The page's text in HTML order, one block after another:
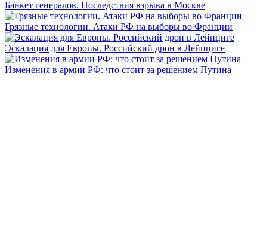
Банкет генералов. Последствия взрыва в Москве
Грязные технологии. Атаки РФ на выборы во Франции
Эскалация для Европы. Российский дрон в Лейпциге
Изменения в армии РФ: что стоит за решением Путина